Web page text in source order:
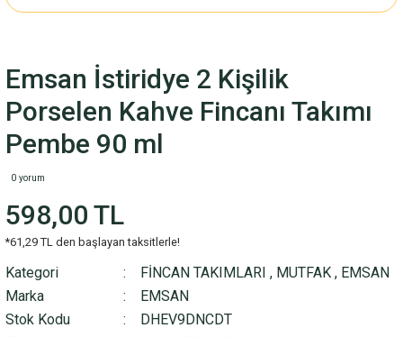
Emsan İstiridye 2 Kişilik
Porselen Kahve Fincanı Takımı
Pembe 90 ml
0 yorum
598,00 TL
*61,29 TL den başlayan taksitlerle!
Kategori FİNCAN TAKIMLARI , MUTFAK , EMSAN
Marka
EMSAN
Stok Kodu
DHEV9DNCDT